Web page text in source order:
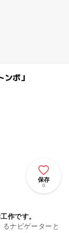
ボ」
保存
0
作です。
ナビゲーターと